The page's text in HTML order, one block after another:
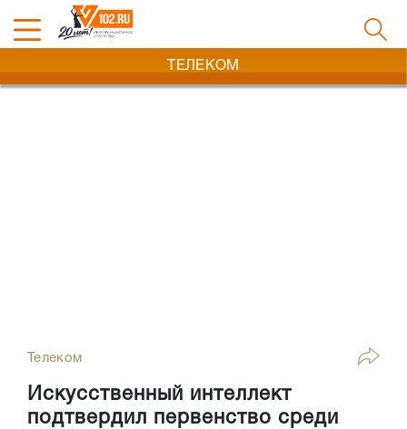
ТЕЛЕКОМ
Телеком
Искусственный интеллект
подтвердил первенство среди